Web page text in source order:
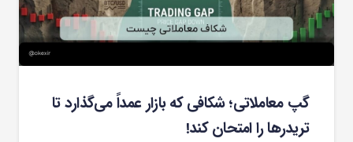
گپ معاملاتی؛ شکافی که بازار عمداً می‌گذارد تا
تریدرها را امتحان کند!